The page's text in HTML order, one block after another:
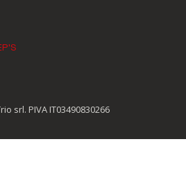
srl. PIVA IT03490830266